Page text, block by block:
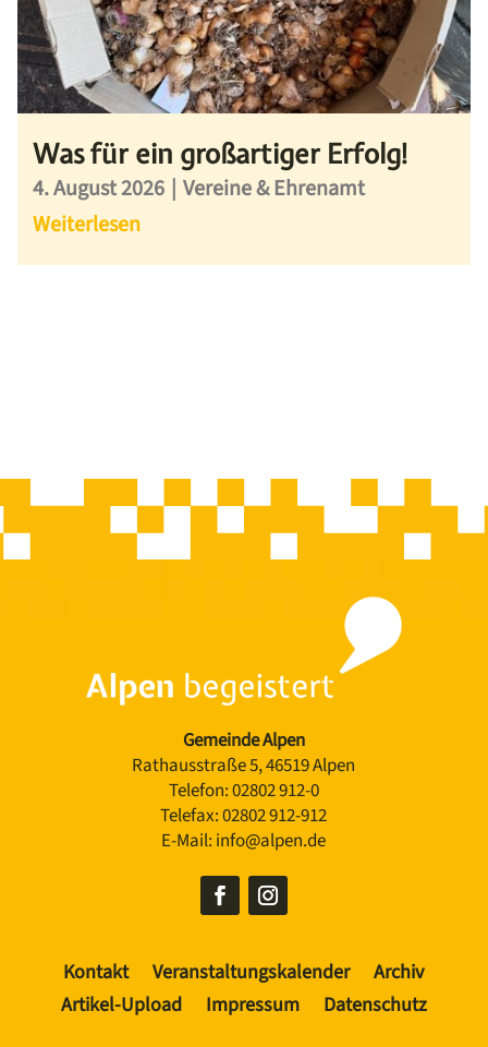
Was für ein großartiger Erfolg!
4. August 2026 | Vereine & Ehrenamt
Weiterlesen
Gemeinde Alpen
Rathausstraße 5, 46519 Alpen
Telefon:02802 912-0
Telefax:02802 912-912
E-Mail: info@alpen.de
Kontakt Veranstaltungskalender
Archiv
Artikel-Upload
Impressum Datenschutz